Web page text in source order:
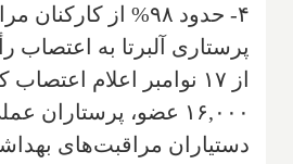
۴- حدود ۹۸% از
پرستاری آلبرتا به اعتصاب
از ۱۷ نوامبر اعلام
۱۶,۰۰۰ عضو،
دستیاران مراقبت‌های